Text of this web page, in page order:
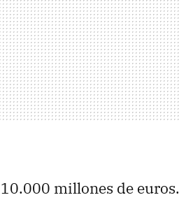
10.000 millones de euros.